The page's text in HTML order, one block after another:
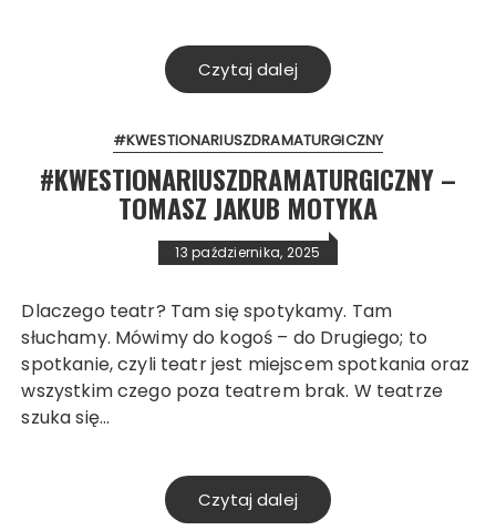
Czytaj dalej
#KWESTIONARIUSZDRAMATURGICZNY
#KWESTIONARIUSZDRAMATURGICZNY –
TOMASZ JAKUB MOTYKA
13 października, 2025
Dlaczego teatr? Tam się spotykamy. Tam
słuchamy. Mówimy do kogoś – do Drugiego; to
spotkanie, czyli teatr jest miejscem spotkania oraz
wszystkim czego poza teatrem brak. W teatrze
szuka się…
Czytaj dalej